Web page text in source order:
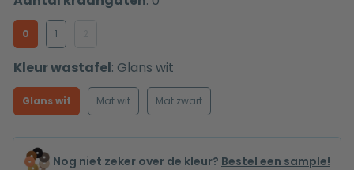
0 1
Kleur wastafel: Glans wit
Glans wit Mat wit Mat zwart
Nog niet zeker over de kleur? Bestel een sample!